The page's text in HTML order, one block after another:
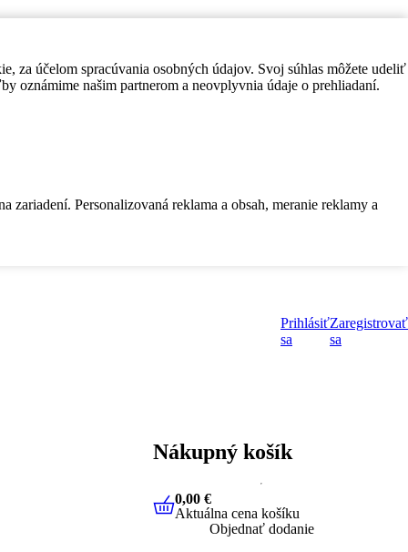
za účelom spracúvania osobných údajov. Svoj súhlas môžete udeliť
oznámime našim partnerom a neovplyvnia údaje o prehliadaní.
Personalizovaná reklama a obsah, meranie reklamy a
Prihlásiť
sa
Zaregistrovať
sa
Nákupný košík
0,00 €Aktuálna cena košíku
0,00 €
Aktuálna cena košíku
Objednať dodanie